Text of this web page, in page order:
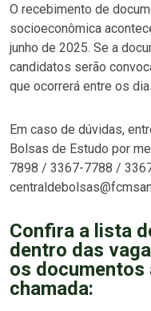
O recebimento de
socioeconômica
junho de 2025. Se a
candidatos serão
que ocorrerá entre os
Em caso de dúvidas,
Bolsas de Estudo por
7898 / 3367-7788 /
Confira a lista
dentro das
os documentos
chamada: